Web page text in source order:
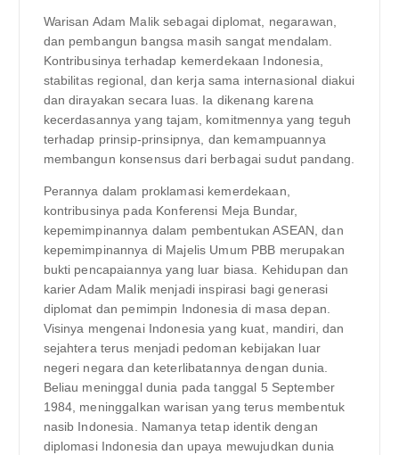
Warisan Adam Malik sebagai diplomat, negarawan,
dan pembangun bangsa masih sangat mendalam.
Kontribusinya terhadap kemerdekaan Indonesia,
stabilitas regional, dan kerja sama internasional diakui
dan dirayakan secara luas. Ia dikenang karena
kecerdasannya yang tajam, komitmennya yang teguh
terhadap prinsip-prinsipnya, dan kemampuannya
membangun konsensus dari berbagai sudut pandang.
Perannya dalam proklamasi kemerdekaan,
kontribusinya pada Konferensi Meja Bundar,
kepemimpinannya dalam pembentukan ASEAN, dan
kepemimpinannya di Majelis Umum PBB merupakan
bukti pencapaiannya yang luar biasa. Kehidupan dan
karier Adam Malik menjadi inspirasi bagi generasi
diplomat dan pemimpin Indonesia di masa depan.
Visinya mengenai Indonesia yang kuat, mandiri, dan
sejahtera terus menjadi pedoman kebijakan luar
negeri negara dan keterlibatannya dengan dunia.
Beliau meninggal dunia pada tanggal 5 September
1984, meninggalkan warisan yang terus membentuk
nasib Indonesia. Namanya tetap identik dengan
diplomasi Indonesia dan upaya mewujudkan dunia